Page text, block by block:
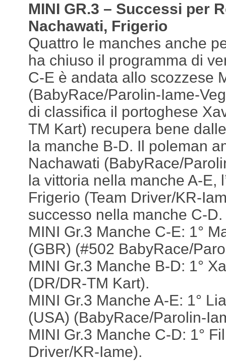
MINI GR.3 – Successi per
Nachawati, Frigerio
Quattro le manches anche
ha chiuso il programma di
C-E è andata allo scozzese
(BabyRace/Parolin-Iame-
di classifica il portoghese
TM Kart) recupera bene
la manche B-D. Il poleman
Nachawati (BabyRace/
la vittoria nella manche A-E,
Frigerio (Team Driver/KR-
successo nella manche C-D.
MINI Gr.3 Manche C-E: 1°
(GBR) (#502 BabyRace/
MINI Gr.3 Manche B-D: 1°
(DR/DR-TM Kart).
MINI Gr.3 Manche A-E: 1°
(USA) (BabyRace/Parolin-
MINI Gr.3 Manche C-D: 1°
Driver/KR-Iame).